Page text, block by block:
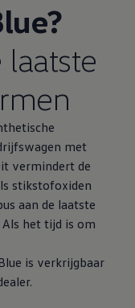
laatste
met
vermindert de
stikstofoxiden
aan de laatste
het tijd is om
is verkrijgbaar